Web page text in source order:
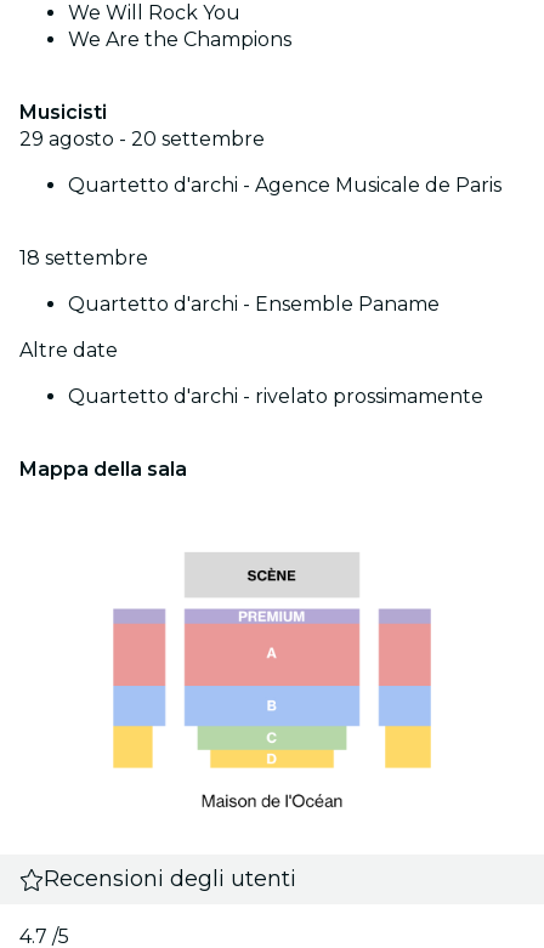
We Will Rock You
We Are the Champions
Musicisti
29 agosto - 20 settembre
Quartetto d'archi - Agence Musicale de Paris
18 settembre
Quartetto d'archi - Ensemble Paname
Altre date
Quartetto d'archi - rivelato prossimamente
Mappa della sala
Recensioni degli utenti
4.7 /5